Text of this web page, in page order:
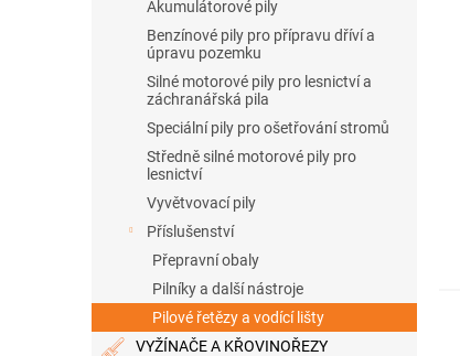
Akumulátorové pily
Benzínové pily pro přípravu dříví a
úpravu pozemku
Silné motorové pily pro lesnictví a
záchranářská pila
Speciální pily pro ošetřování stromů
Středně silné motorové pily pro
lesnictví
Vyvětvovací pily
Příslušenství
Přepravní obaly
Pilníky a další nástroje
Pilové řetězy a vodící lišty
VYŽÍNAČE A KŘOVINOŘEZY